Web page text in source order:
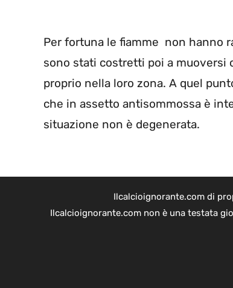
Per fortuna le fiamme non hanno
sono stati costretti poi a muoversi
proprio nella loro zona. A quel
che in assetto antisommossa è
situazione non è degenerata.
Ilcalcioignorante.com di
Ilcalcioignorante.com non è una testata